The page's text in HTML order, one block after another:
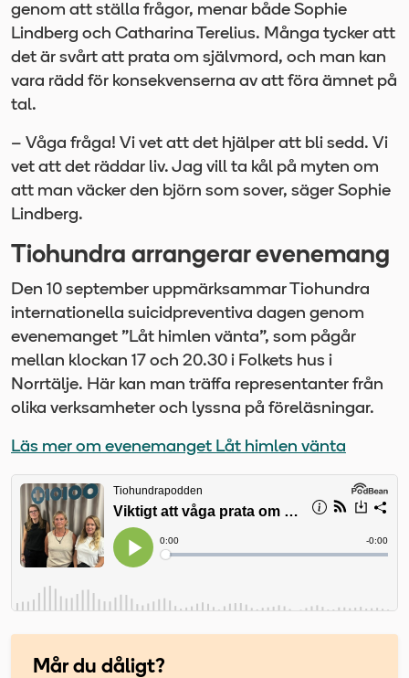
genom att ställa frågor, menar både Sophie
Lindberg och Catharina Terelius. Många tycker att
det är svårt att prata om självmord, och man kan
vara rädd för konsekvenserna av att föra ämnet på
tal.
– Våga fråga! Vi vet att det hjälper att bli sedd. Vi
vet att det räddar liv. Jag vill ta kål på myten om
att man väcker den björn som sover, säger Sophie
Lindberg.
Tiohundra arrangerar evenemang
Den 10 september uppmärksammar Tiohundra
internationella suicidpreventiva dagen genom
evenemanget ”Låt himlen vänta”, som pågår
mellan klockan 17 och 20.30 i Folkets hus i
Norrtälje. Här kan man träffa representanter från
olika verksamheter och lyssna på föreläsningar.
Läs mer om evenemanget Låt himlen vänta
Mår du dåligt?